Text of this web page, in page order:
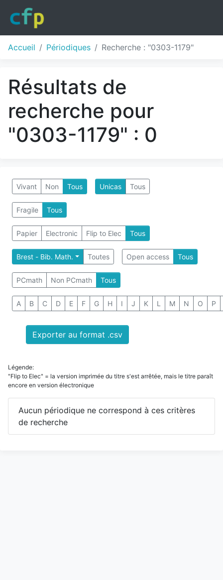
Accueil Périodiques Recherche : "0303-1179"
Résultats de
recherche pour
"0303-1179" : 0
Vivant Non Tous Unicas Tous
Fragile Tous
Papier Electronic Flip to Elec Tous
Brest - Bib. Math. Toutes Open access Tous
PCmath Non PCmath Tous
A B C D E F G H I J K L M N O P
Exporter au format .csv
Légende:
"Flip to Elec" = la version imprimée du titre s'est arrêtée, mais le titre paraît
encore en version électronique
Aucun périodique ne correspond à ces critères
de recherche